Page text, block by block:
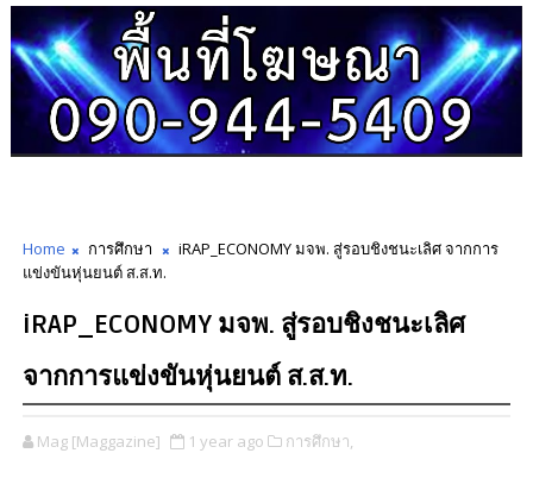
Home การศึกษา
iRAP_ECONOMY มจพ. สู่รอบชิงชนะเลิศ จากการ
แข่งขันหุ่นยนต์ ส.ส.ท.
iRAP_ECONOMY มจพ. สู่รอบชิงชนะเลิศ
จากการแข่งขันหุ่นยนต์ ส.ส.ท.
Mag [Maggazine] 1 year ago การศึกษา,